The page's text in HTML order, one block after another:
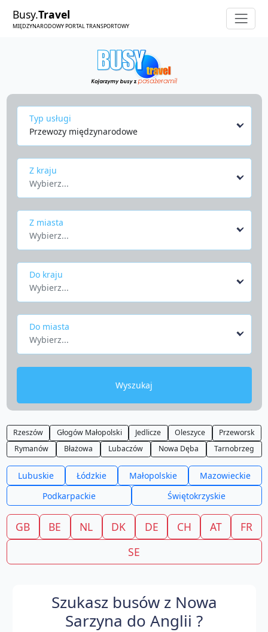
Busy.Travel
MIĘDZYNARODOWY PORTAL TRANSPORTOWY
Typ usługi
Przewozy międzynarodowe
Z kraju
Wybierz...
Z miasta
Wybierz...
Do kraju
Wybierz...
Do miasta
Wybierz...
Wyszukaj
Rzeszów Głogów Małopolski Jedlicze Oleszyce
Przeworsk
Rymanów
Błażowa Lubaczów Nowa Dęba Tarnobrzeg
Lubuskie Łódzkie Małopolskie
Mazowieckie
Podkarpackie
Świętokrzyskie
GB BE NL DK DE CH AT
FR
SE
Szukasz busów z Nowa
Sarzyna do Anglii ?